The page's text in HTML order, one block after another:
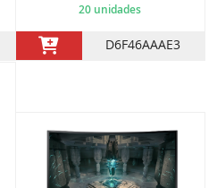
20 unidades
D6F46AAAE3